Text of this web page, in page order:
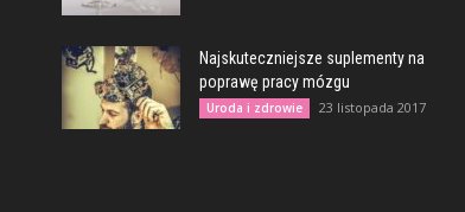
Najskuteczniejsze suplementy na
poprawę pracy mózgu
Uroda i zdrowie 23 listopada 2017